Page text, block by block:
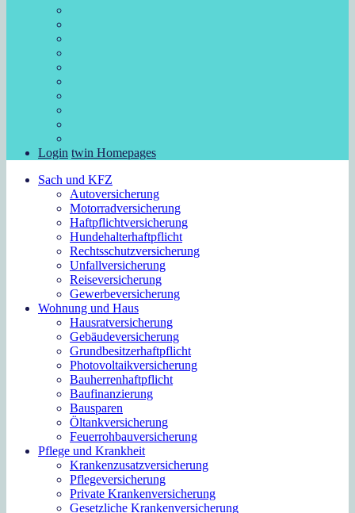
Login twin Homepages
Sach und KFZ
Autoversicherung
Motorradversicherung
Haftpflichtversicherung
Hundehalterhaftpflicht
Rechtsschutzversicherung
Unfallversicherung
Reiseversicherung
Gewerbeversicherung
Wohnung und Haus
Hausratversicherung
Gebäudeversicherung
Grundbesitzerhaftpflicht
Photovoltaikversicherung
Bauherrenhaftpflicht
Baufinanzierung
Bausparen
Öltankversicherung
Feuerrohbauversicherung
Pflege und Krankheit
Krankenzusatzversicherung
Pflegeversicherung
Private Krankenversicherung
Gesetzliche Krankenversicherung